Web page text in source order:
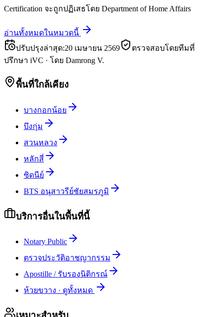
Certification จะถูกปฏิเสธโดย Department of Home Affairs
อ่านทั้งหมดในหมวดนี้
ปรับปรุงล่าสุด:20 เมษายน 2569
ตรวจสอบโดยทีมที่
ปรึกษา iVC · โดย Damrong V.
พื้นที่ใกล้เคียง
บางกอกน้อย
บึงกุ่ม
สวนหลวง
หลักสี่
ซิดนีย์
BTS อนุสาวรีย์ชัยสมรภูมิ
บริการอื่นในพื้นที่นี้
Notary Public
ตรวจประวัติอาชญากรรม
Apostille / รับรองนิติกรณ์
ห้วยขวาง · ดูทั้งหมด